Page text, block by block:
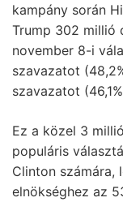
kampány során
Trump 302 millió
november 8-i
szavazatot
szavazatot
Ez a közel 3
populáris
Clinton számára,
elnökséghez az